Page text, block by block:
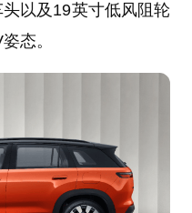
以及19英寸低风阻轮
态。